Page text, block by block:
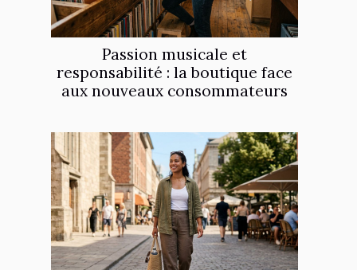
Passion musicale et
responsabilité : la boutique face
aux nouveaux consommateurs